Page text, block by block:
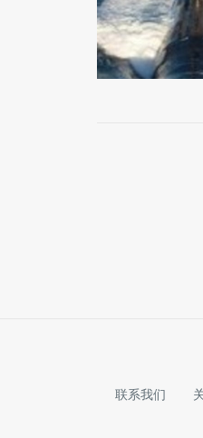
联系我们